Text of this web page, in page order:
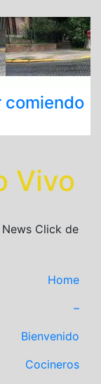
comiendo
Vivo
News Click de
Home
–
Bienvenido
Cocineros